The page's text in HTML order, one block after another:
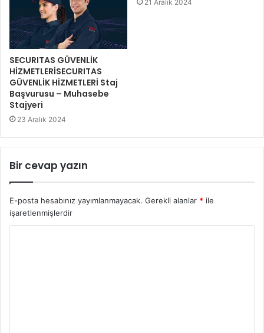
SECURITAS GÜVENLİK
HİZMETLERİSECURITAS
GÜVENLİK HİZMETLERİ Staj
Başvurusu – Muhasebe
Stajyeri
23 Aralık 2024
21 Aralık 2024
Bir cevap yazın
E-posta hesabınız yayımlanmayacak. Gerekli alanlar * ile
işaretlenmişlerdir